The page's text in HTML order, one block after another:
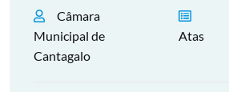
Câmara
Municipal de
Cantagalo
Atas